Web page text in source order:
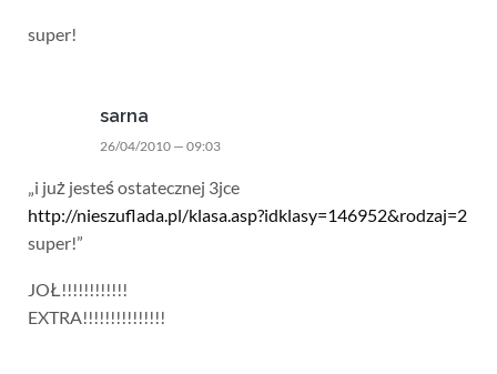
super!
sarna
26/04/2010 — 09:03
„i już jesteś ostatecznej 3jce
http://nieszuflada.pl/klasa.asp?idklasy=146952&rodzaj=2
super!”
JOŁ!!!!!!!!!!!!
EXTRA!!!!!!!!!!!!!!!